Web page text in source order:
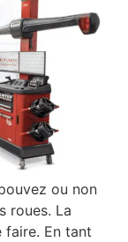
ou non
roues. La
faire. En tant